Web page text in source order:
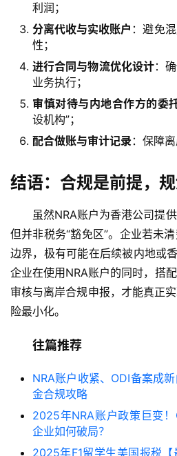
利润；
分离代收与实收账户 ：避免
性；
进行合同与物流优化设计：
业务执行；
审慎对待与内地合作方的委
设机构”；
配合做账与审计记录 ：保障
结语：合规是前提，
虽然NRA账户为香港公司提
但并非税务“豁免区”。企业若未
边界，极有可能在后续被内地或
企业在使用NRA账户的同时，搭
审核与离岸合规申报，才能真正
险最小化。
往篇推荐
NRA账户收紧、ODI备案成
金合规攻略
2025年NRA账户政策巨变！
企业如何破局？
2025年F1留学生美国报税